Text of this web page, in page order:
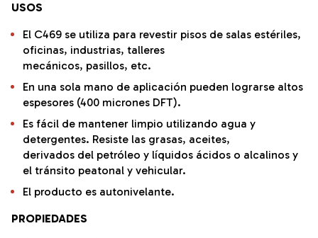
USOS
El C469 se utiliza para revestir pisos de salas estériles,
oficinas, industrias, talleres
mecánicos, pasillos, etc.
En una sola mano de aplicación pueden lograrse altos
espesores (400 micrones DFT).
Es fácil de mantener limpio utilizando agua y
detergentes. Resiste las grasas, aceites,
derivados del petróleo y líquidos ácidos o alcalinos y
el tránsito peatonal y vehicular.
El producto es autonivelante.
PROPIEDADES